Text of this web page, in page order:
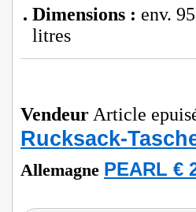
Dimensions : env.
litres
Vendeur Article
Rucksack-
Allemagne PEARL €